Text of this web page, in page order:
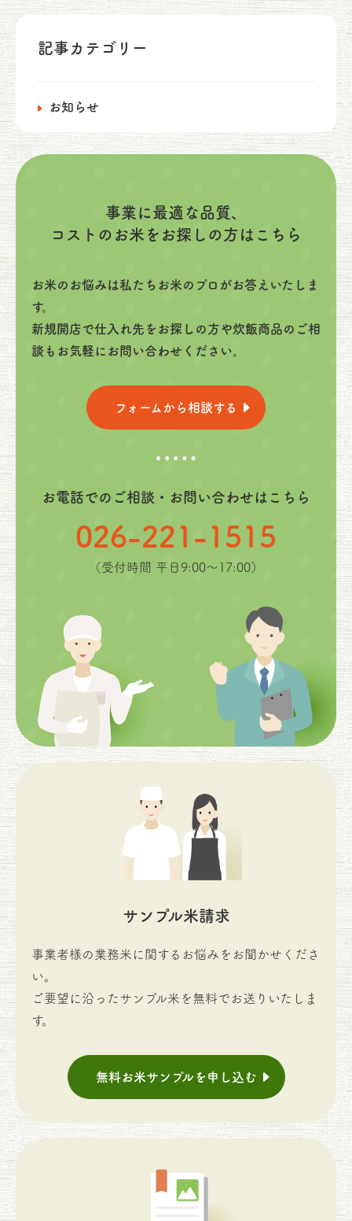
記事カテゴリー
お知らせ
事業に最適な品質、
コストのお米をお探しの方はこちら
お米のお悩みは私たちお米のプロがお答えいたしま
す。
新規開店で仕入れ先をお探しの方や炊飯商品のご相
談もお気軽にお問い合わせください。
フォームから相談する
お電話でのご相談・お問い合わせはこちら
026-221-1515
（受付時間 平日9:00〜17:00）
サンプル米請求
事業者様の業務米に関するお悩みをお聞かせくださ
い。
ご要望に沿ったサンプル米を無料でお送りいたしま
す。
無料お米サンプルを申し込む